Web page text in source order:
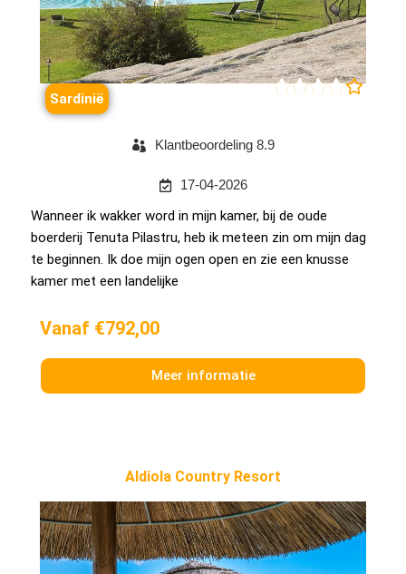

Sardinië
Klantbeoordeling 8.9
17-04-2026
Wanneer ik wakker word in mijn kamer, bij de oude
boerderij Tenuta Pilastru, heb ik meteen zin om mijn dag
te beginnen. Ik doe mijn ogen open en zie een knusse
kamer met een landelijke
Vanaf €792,00
Meer informatie
Aldiola Country Resort